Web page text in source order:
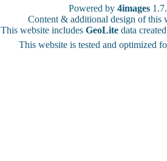
Powered by 4images
Content & additional design of
This website includes GeoLite data
This website is tested and optimized